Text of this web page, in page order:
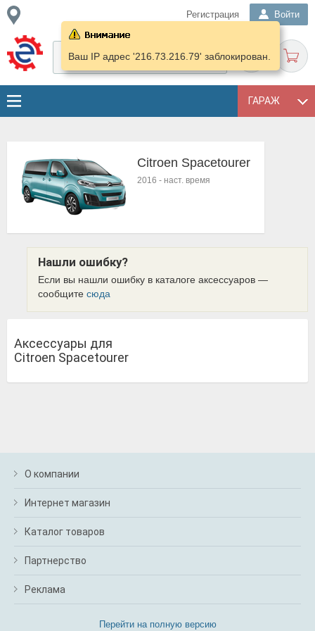
Регистрация Войти
ГАРАЖ
Ваш IP адрес '216.73.216.79' заблокирован.
Citroen Spacetourer
2016 - наст. время
Нашли ошибку?
Если вы нашли ошибку в каталоге аксессуаров —
сообщите сюда
Аксессуары для
Citroen Spacetourer
О компании
Интернет магазин
Каталог товаров
Партнерство
Реклама
Перейти на полную версию